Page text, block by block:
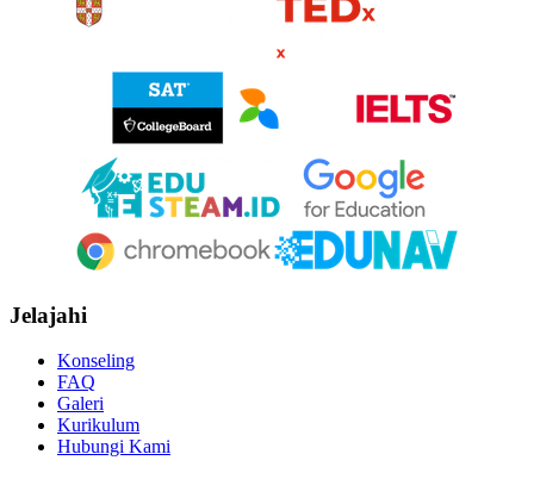
Jelajahi
Konseling
FAQ
Galeri
Kurikulum
Hubungi Kami